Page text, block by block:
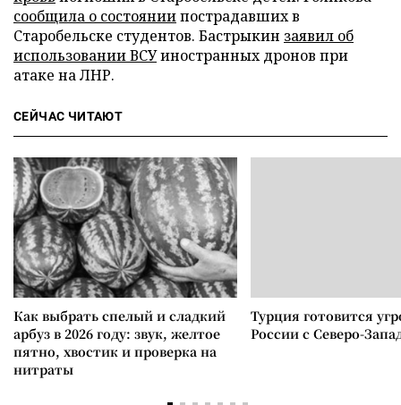
сообщила о состояниипострадавших в
Старобельске студентов. Бастрыкин заявил об
использовании ВСУиностранных дронов при
атаке на ЛНР.
СЕЙЧАС ЧИТАЮТ
Как выбрать спелый и сладкий
арбуз в 2026 году: звук, желтое
пятно, хвостик и проверка на
нитраты
Турция готовится
России с Северо-